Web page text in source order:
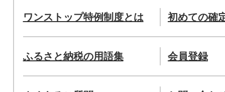
ワンストップ特例制度とは 初めての確
ふるさと納税の用語集 会員登録